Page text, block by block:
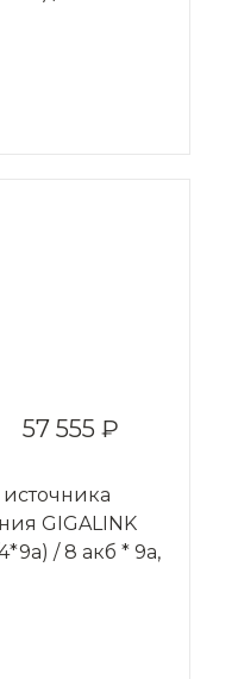
57 555 ₽
GIGALINK
/ 8 акб * 9a,